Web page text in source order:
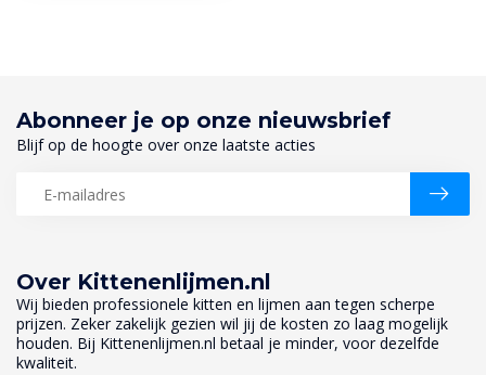
Over Kittenenlijmen.nl
Wij bieden professionele kitten en lijmen aan tegen scherpe
prijzen. Zeker zakelijk gezien wil jij de kosten zo laag mogelijk
houden. Bij Kittenenlijmen.nl betaal je minder, voor dezelfde
kwaliteit.
Abonneer je op onze nieuwsbrief
Blijf op de hoogte over onze laatste acties